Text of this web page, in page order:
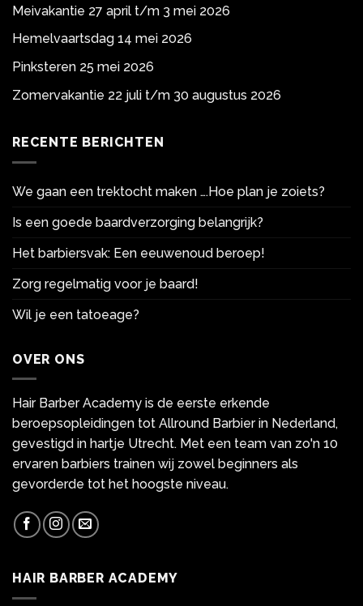
Meivakantie 27 april t/m 3 mei 2026
Hemelvaartsdag 14 mei 2026
Pinksteren 25 mei 2026
Zomervakantie 22 juli t/m 30 augustus 2026
RECENTE BERICHTEN
We gaan een trektocht maken ….Hoe plan je zoiets?
Is een goede baardverzorging belangrijk?
Het barbiersvak: Een eeuwenoud beroep!
Zorg regelmatig voor je baard!
Wil je een tatoeage?
OVER ONS
Hair Barber Academy is de eerste erkende
beroepsopleidingen tot Allround Barbier in Nederland,
gevestigd in hartje Utrecht. Met een team van zo'n 10
ervaren barbiers trainen wij zowel beginners als
gevorderde tot het hoogste niveau.
HAIR BARBER ACADEMY